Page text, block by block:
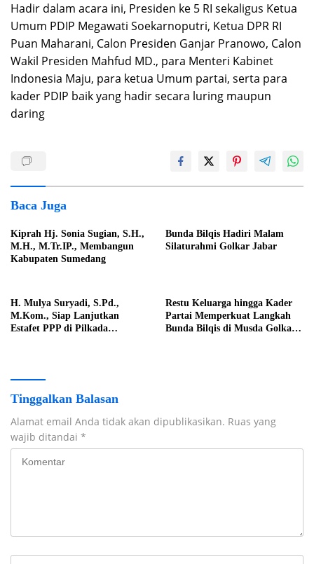
Hadir dalam acara ini, Presiden ke 5 RI sekaligus Ketua
Umum PDIP Megawati Soekarnoputri, Ketua DPR RI
Puan Maharani, Calon Presiden Ganjar Pranowo, Calon
Wakil Presiden Mahfud MD., para Menteri Kabinet
Indonesia Maju, para ketua Umum partai, serta para
kader PDIP baik yang hadir secara luring maupun
daring
Baca Juga
Kiprah Hj. Sonia Sugian, S.H.,
M.H., M.Tr.IP., Membangun
Kabupaten Sumedang
Bunda Bilqis Hadiri Malam
Silaturahmi Golkar Jabar
H. Mulya Suryadi, S.Pd.,
M.Kom., Siap Lanjutkan
Estafet PPP di Pilkada
Restu Keluarga hingga Kader
Partai Memperkuat Langkah
Bunda Bilqis di Musda Golkar
Tinggalkan Balasan
Alamat email Anda tidak akan dipublikasikan. Ruas yang
wajib ditandai *